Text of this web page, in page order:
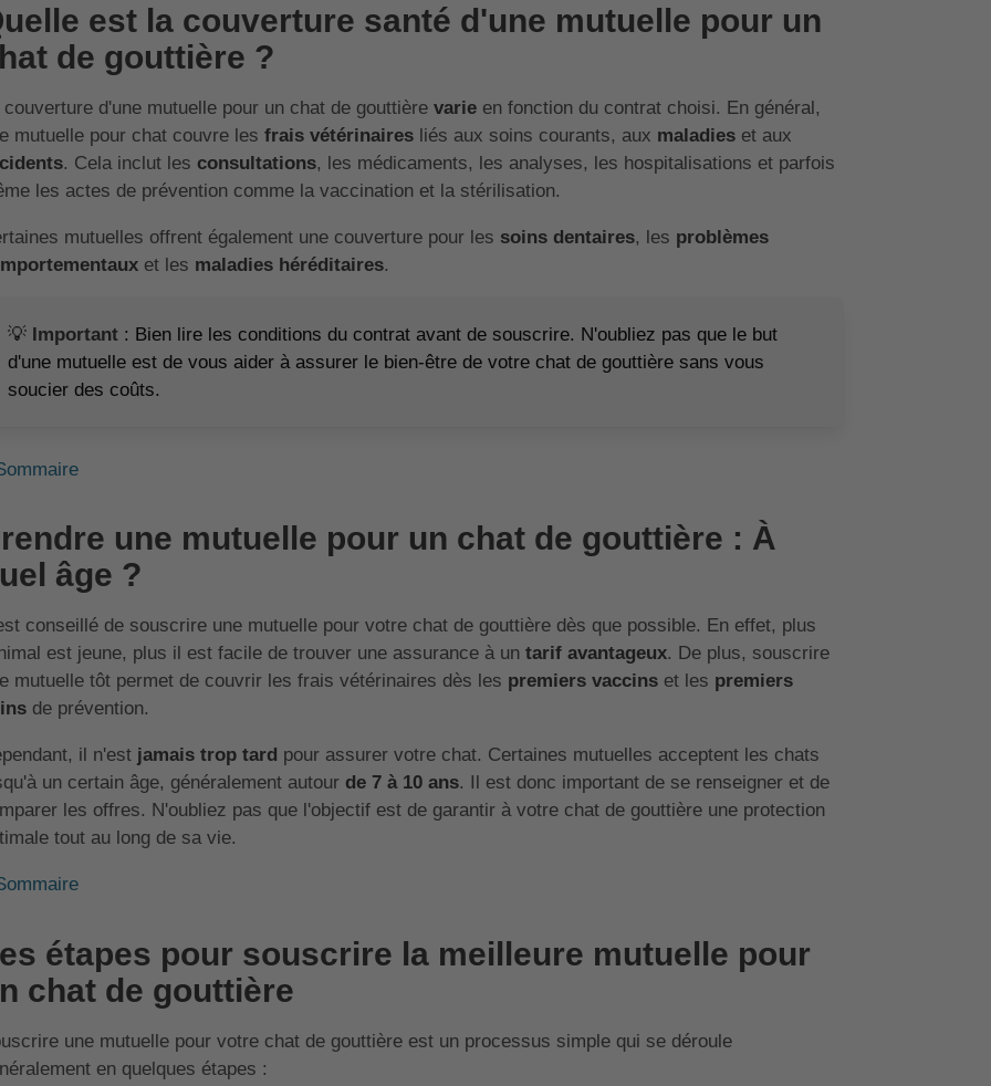
est la couverture santé d'une mutuelle pour un
de gouttière ?
couverture d'une mutuelle pour un chat de gouttière varieen fonction du contrat choisi. En général,
mutuelle pour chat couvre les frais vétérinairesliés aux soins courants, aux maladieset aux
. Cela inclut les consultations, les médicaments, les analyses, les hospitalisations et parfois
les actes de prévention comme la vaccination et la stérilisation.
mutuelles offrent également une couverture pour les soins dentaires, les problèmes
et les maladies héréditaires.
💡 Important : Bien lire les conditions du contrat avant de souscrire. N'oubliez pas que le but
d'une mutuelle est de vous aider à assurer le bien-être de votre chat de gouttière sans vous
soucier des coûts.
une mutuelle pour un chat de gouttière : À
âge ?
est conseillé de souscrire une mutuelle pour votre chat de gouttière dès que possible. En effet, plus
est jeune, plus il est facile de trouver une assurance à un tarif avantageux. De plus, souscrire
mutuelle tôt permet de couvrir les frais vétérinaires dès les premiers vaccinset les premiers
de prévention.
il n'est jamais trop tard pour assurer votre chat. Certaines mutuelles acceptent les chats
un certain âge, généralement autour de 7 à 10 ans. Il est donc important de se renseigner et de
les offres. N'oubliez pas que l'objectif est de garantir à votre chat de gouttière une protection
tout au long de sa vie.
étapes pour souscrire la meilleure mutuelle pour
chat de gouttière
une mutuelle pour votre chat de gouttière est un processus simple qui se déroule
en quelques étapes :